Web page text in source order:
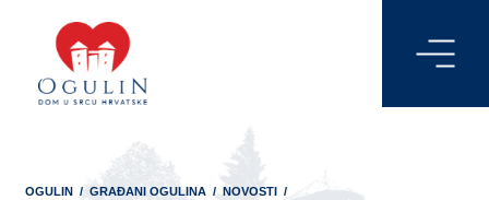
OGULIN / GRAĐANI OGULINA / NOVOSTI /